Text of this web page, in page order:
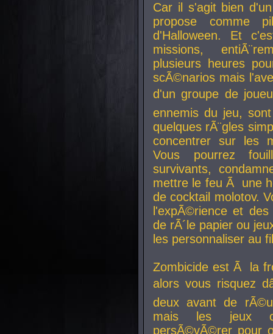
Car il s'agit bien
propose comme
d'Halloween. Et
missions,
plusieurs heures
scÃ©narios mais
d'un groupe de
ennemis du jeu,
quelques rÃ¨gles
concentrer sur les
Vous pourrez
survivants,
mettre le feu Ã une
de cocktail molotov.
l'expÃ©rience et
de rÃ´le papier ou
les personnaliser au
Zombicide est Ã la
alors vous risquez
deux avant de
mais les jeux
persÃ©vÃ©rer pour